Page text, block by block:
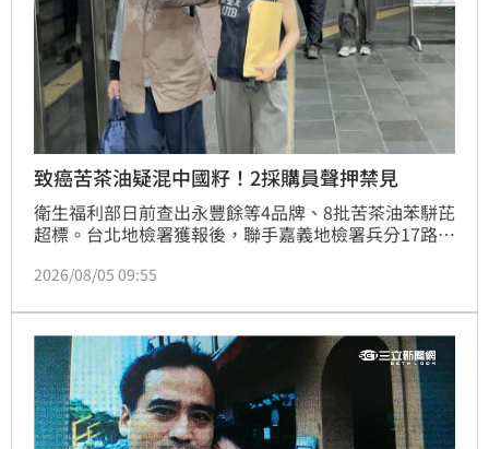
致癌苦茶油疑混中國籽！2採購員聲押禁見
衛生福利部日前查出永豐餘等4品牌、8批苦茶油苯駢芘
超標。台北地檢署獲報後，聯手嘉義地檢署兵分17路搜
源春製油廠代工混充，再由亞世家企業分裝，標榜百分
陳沅農及採購人員陳鐘秀聲押禁見；負責人凃傑生則以
100萬元交保，登記負責人金天麗50萬元交保。
2026/08/05 09:55